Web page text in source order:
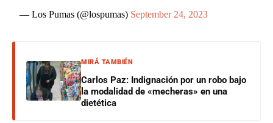
— Los Pumas (@lospumas) September 24, 2023
MIRÁ TAMBIÉN
Carlos Paz: Indignación por un robo bajo
la modalidad de «mecheras» en una
dietética